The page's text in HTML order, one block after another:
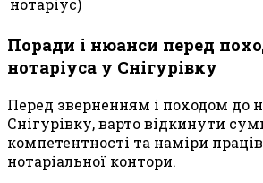
нотаріус)
Поради і нюанси перед
нотаріуса у Снігурівку
Перед зверненням і походом до
Снігурівку, варто відкинути
компетентності та наміри
нотаріальної контори.